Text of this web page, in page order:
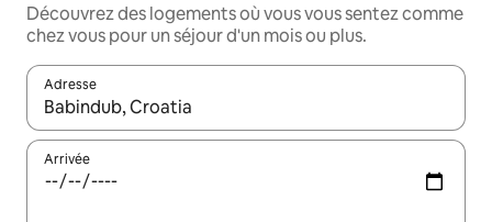
Découvrez des logements où vous vous sentez comme
chez vous pour un séjour d'un mois ou plus.
Adresse
Lorsque les résultats s'affichent, utilisez les flèches vers le
Arrivée